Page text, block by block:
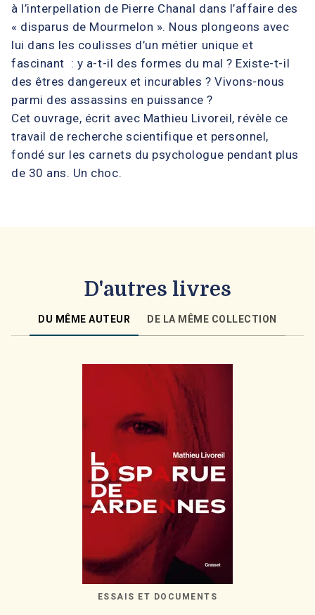
à l’interpellation de Pierre Chanal dans l’affaire des
« disparus de Mourmelon ». Nous plongeons avec
lui dans les coulisses d’un métier unique et
fascinant : y a-t-il des formes du mal ? Existe-t-il
des êtres dangereux et incurables ? Vivons-nous
parmi des assassins en puissance ?
Cet ouvrage, écrit avec Mathieu Livoreil, révèle ce
travail de recherche scientifique et personnel,
fondé sur les carnets du psychologue pendant plus
de 30 ans. Un choc.
D'autres livres
DU MÊME AUTEUR DE LA MÊME COLLECTION
ESSAIS ET DOCUMENTS